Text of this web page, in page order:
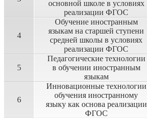
основной школе в условиях
реализации ФГОС
4
Обучение иностранным
языкам на старшей ступени
средней школы в условиях
реализации ФГОС
5
Педагогические технологии
в обучении иностранным
языкам
6
Инновационные технологии
обучения иностранному
языку как основа реализации
ФГОС